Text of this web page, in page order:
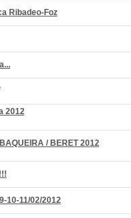
Ribadeo-Foz
2012
/ BERET 2012
10-11/02/2012